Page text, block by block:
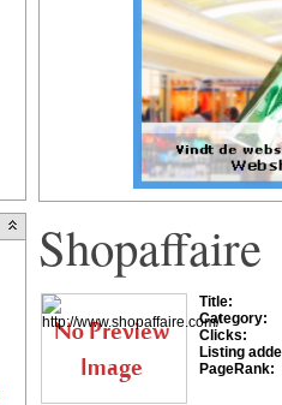
Shopaffaire
Title:
Category:
Clicks:
Listing
PageRank: